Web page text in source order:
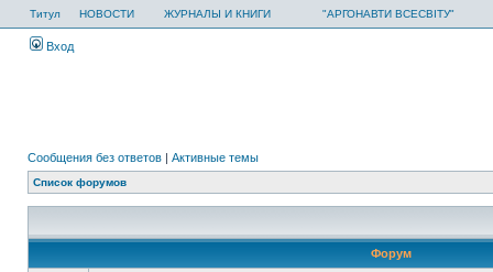
Титул НОВОСТИ ЖУРНАЛЫ И КНИГИ "АРГОНАВТИ ВСЕСВІТУ"
Вход
Сообщения без ответов | Активные темы
Список форумов
Форум